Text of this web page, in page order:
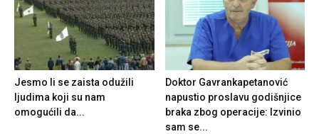
Jesmo li se zaista odužili
ljudima koji su nam
omogućili da...
Doktor Gavrankapetanović
napustio proslavu godišnjice
braka zbog operacije: Izvinio
sam se...